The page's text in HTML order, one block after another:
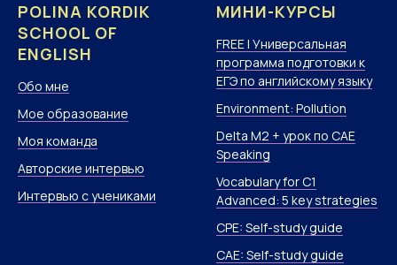
POLINA KORDIK
SCHOOL OF
ENGLISH
Обо мне
Мое образование
Моя команда
Авторские интервью
Интервью с учениками
МИНИ-КУРСЫ
FREE | Универсальная
программа подготовки к
ЕГЭ по английскому языку
Environment: Pollution
Delta M2 + урок по CAE
Speaking
Vocabulary for C1
Advanced: 5 key strategies
CPE: Self-study guide
CAE: Self-study guide